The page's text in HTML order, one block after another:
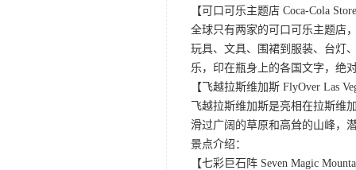
【可口可乐主题店 Coca-Cola
全球只有两家的可口可乐主题店
玩具、文具、围裙到服装、台灯
乐，印在瓶身上的各国文字，绝
【飞越拉斯维加斯 FlyOver Las
飞越拉斯维加斯是亮相在拉斯
滑过广阔的草原和高耸的山峰，
景点介绍：
【七彩巨石阵 Seven Magic